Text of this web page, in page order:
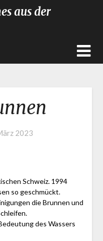
aus der
2023
Schweiz. 1994
so geschmückt.
die Brunnen und
des Wassers